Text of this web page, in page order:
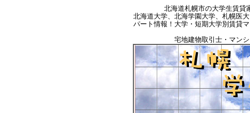
北海道札幌市の大学生賃
北海道大学、北海学園大学、札幌医
パート情報！大学・短期大学別賃貸
宅地建物取引士・マン